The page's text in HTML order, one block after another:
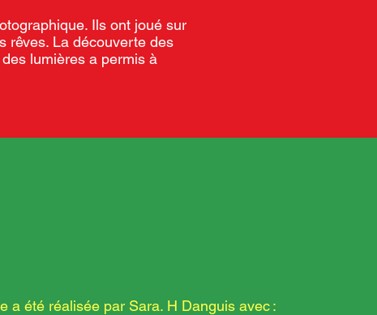
Ils ont joué sur
rêves. La découverte des
lumières a permis à
a été réalisée par Sara. H Danguis avec :